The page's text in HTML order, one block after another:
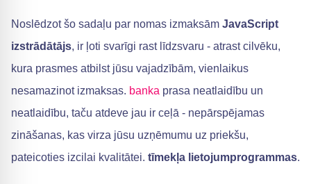
Noslēdzot šo sadaļu par nomas izmaksām JavaScript
izstrādātājs, ir ļoti svarīgi rast līdzsvaru - atrast cilvēku,
kura prasmes atbilst jūsu vajadzībām, vienlaikus
nesamazinot izmaksas. banka prasa neatlaidību un
neatlaidību, taču atdeve jau ir ceļā - nepārspējamas
zināšanas, kas virza jūsu uzņēmumu uz priekšu,
pateicoties izcilai kvalitātei. tīmekļa lietojumprogrammas.